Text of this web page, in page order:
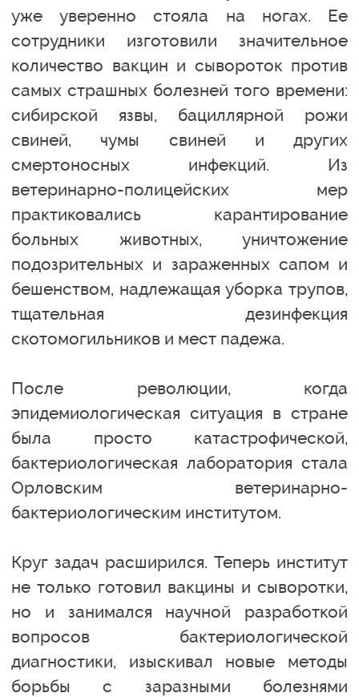
уже уверенно стояла на ногах. Ее
сотрудники изготовили значительное
количество вакцин и сывороток против
самых страшных болезней того времени:
сибирской язвы, бациллярной рожи
свиней, чумы свиней и других
смертоносных инфекций. Из
ветеринарно-полицейских мер
практиковались карантирование
больных животных, уничтожение
подозрительных и зараженных сапом и
бешенством, надлежащая уборка трупов,
тщательная дезинфекция
скотомогильников и мест падежа.
После революции, когда
эпидемиологическая ситуация в стране
была просто катастрофической,
бактериологическая лаборатория стала
Орловским ветеринарно-
бактериологическим институтом.
Круг задач расширился. Теперь институт
не только готовил вакцины и сыворотки,
но и занимался научной разработкой
вопросов бактериологической
диагностики, изыскивал новые методы
борьбы с заразными болезнями